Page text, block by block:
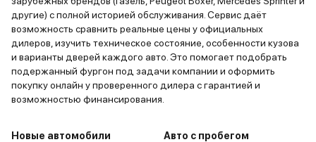
другие) с полной историей обслуживания. Сервис даёт
возможность сравнить реальные цены у официальных
дилеров, изучить техническое состояние, особенности кузова
и варианты дверей каждого авто. Это помогает подобрать
подержанный фургон под задачи компании и оформить
покупку онлайн у проверенного дилера с гарантией и
возможностью финансирования.
Новые автомобили
Авто с пробегом